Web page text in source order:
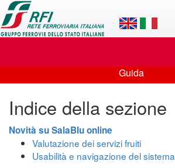
Applicazione
SalaBlu
Online
di
Rete
Ferroviaria
Italiana
Guida
Guida
Indice della sezione
Novità su SalaBlu online
Valutazione dei servizi fruiti
Usabilità e navigazione del sistema